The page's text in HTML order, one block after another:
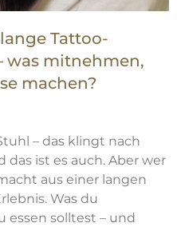
Tattoo-
was mitnehmen,
machen?
– das klingt nach
das ist es auch. Aber wer
aus einer langen
Was du
essen solltest – und